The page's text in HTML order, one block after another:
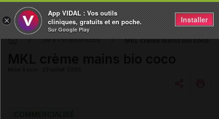
DM & Parapharmacie MKL crème mains bio coco
×
App VIDAL : Vos outils
cliniques, gratuits et en poche.
Sur Google Play
Installer